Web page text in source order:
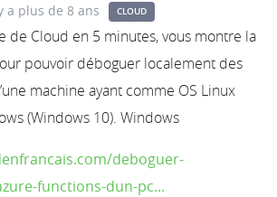
a plus de 8 ans CLOUD
de Cloud en 5 minutes, vous montre la
pouvoir déboguer localement des
machine ayant comme OS Linux
(Windows 10). Windows
deboguer-
functions-dun-pc...